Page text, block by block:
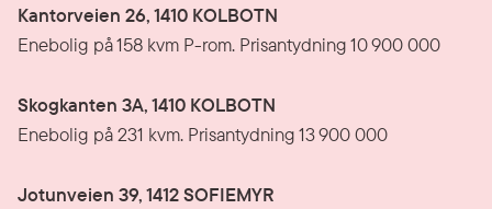
Kantorveien 26, 1410 KOLBOTN
Enebolig på 158 kvm P-rom. Prisantydning 10 900 000
Skogkanten 3A, 1410 KOLBOTN
Enebolig på 231 kvm. Prisantydning 13 900 000
Jotunveien 39, 1412 SOFIEMYR